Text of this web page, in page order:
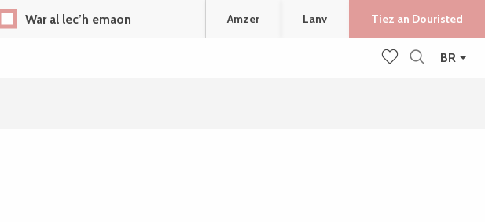
BR
War al lec’h emaon Amzer Lanv Tiez an Douristed